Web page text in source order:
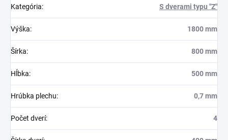
Kategória: S dverami typu "Z"
Výška: 1800 mm
Šírka: 800 mm
Hĺbka: 500 mm
Hrúbka plechu: 0,7 mm
Počet dverí: 4